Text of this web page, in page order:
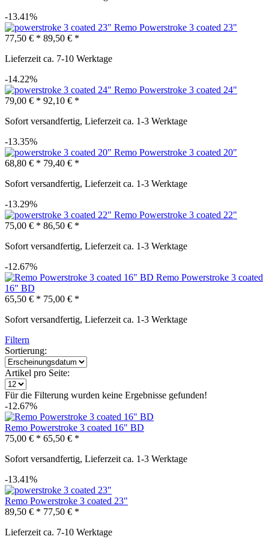
-13.41%
Remo Powerstroke 3 coated 23"
77,50 € * 89,50 € *
Lieferzeit ca. 7-10 Werktage
-14.22%
Remo Powerstroke 3 coated 24"
79,00 € * 92,10 € *
Sofort versandfertig, Lieferzeit ca. 1-3 Werktage
-13.35%
Remo Powerstroke 3 coated 20"
68,80 € * 79,40 € *
Sofort versandfertig, Lieferzeit ca. 1-3 Werktage
-13.29%
Remo Powerstroke 3 coated 22"
75,00 € * 86,50 € *
Sofort versandfertig, Lieferzeit ca. 1-3 Werktage
-12.67%
Remo Powerstroke 3 coated
16" BD
65,50 € * 75,00 € *
Sofort versandfertig, Lieferzeit ca. 1-3 Werktage
Filtern
Sortierung:
Artikel pro Seite:
Für die Filterung wurden keine Ergebnisse gefunden!
-12.67%
Remo Powerstroke 3 coated 16" BD
75,00 € * 65,50 € *
Sofort versandfertig, Lieferzeit ca. 1-3 Werktage
-13.41%
Remo Powerstroke 3 coated 23"
89,50 € * 77,50 € *
Lieferzeit ca. 7-10 Werktage